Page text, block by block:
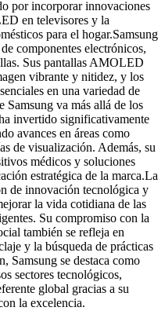
por incorporar innovaciones
en televisores y la
para el hogar.Samsung
componentes electrónicos,
Sus pantallas AMOLED
vibrante y nitidez, y los
en una variedad de
va más allá de los
invertido significativamente
avances en áreas como
de visualización. Además, su
médicos y soluciones
estratégica de la marca.La
de innovación tecnológica y
la vida cotidiana de las
Su compromiso con la
también se refleja en
y la búsqueda de prácticas
Samsung se destaca como
sectores tecnológicos,
global gracias a su
la excelencia.